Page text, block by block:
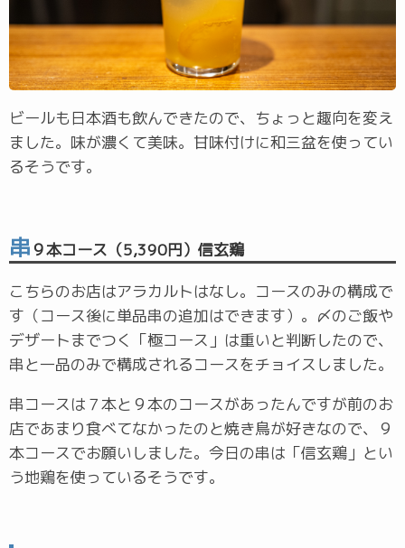
ビールも日本酒も飲んできたので、ちょっと趣向を変え
ました。味が濃くて美味。甘味付けに和三盆を使ってい
るそうです。
串 ９本コース（5,390円）信玄鶏
こちらのお店はアラカルトはなし。コースのみの構成で
す（コース後に単品串の追加はできます）。〆のご飯や
デザートまでつく「極コース」は重いと判断したので、
串と一品のみで構成されるコースをチョイスしました。
串コースは７本と９本のコースがあったんですが前のお
店であまり食べてなかったのと焼き鳥が好きなので、９
本コースでお願いしました。今日の串は「信玄鶏」とい
う地鶏を使っているそうです。